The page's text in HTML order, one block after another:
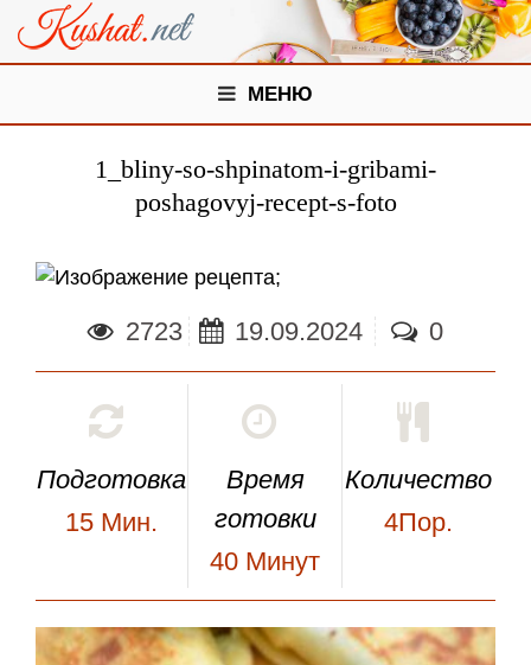
МЕНЮ
1_bliny-so-shpinatom-i-gribami-
poshagovyj-recept-s-foto
;
2723 19.09.2024 0
Подготовка
15 Мин.
Время
готовки
40 Минут
Количество
4Пор.